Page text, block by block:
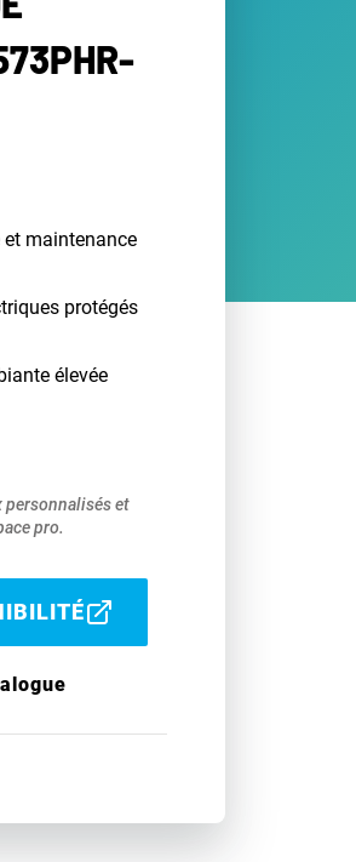
maintenance
protégés
élevée
personnalisés et
pro.